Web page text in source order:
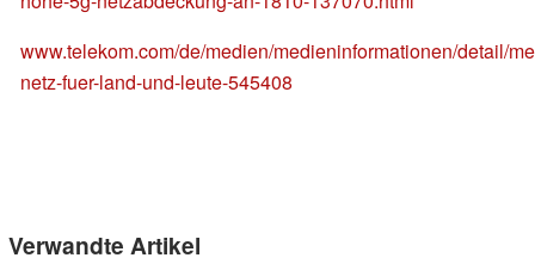
www.telekom.com/de/medien/medieninformationen/detail/
netz-fuer-land-und-leute-545408
Verwandte Artikel